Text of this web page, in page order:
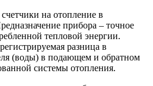
на отопление в
прибора – точное
тепловой энергии.
разница в
(воды) в подающем и обратном
системы отопления.